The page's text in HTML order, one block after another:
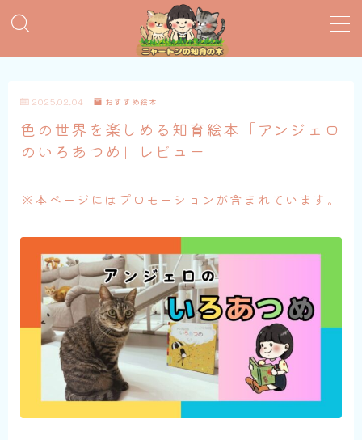
MENU
おすすめ絵本
子育てグッズ
おうち英語
知って得する子育て情報
2025.02.04 おすすめ絵本
色の世界を楽しめる知育絵本「アンジェロ
のいろあつめ」レビュー
※本ページにはプロモーションが含まれています。